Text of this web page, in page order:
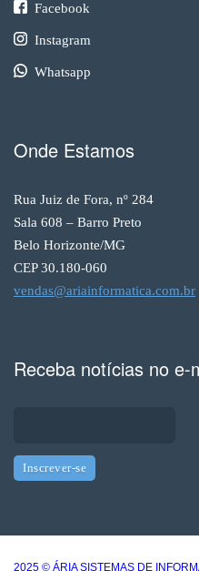
Facebook
Instagram
Whatsapp
Onde Estamos
Rua Juiz de Fora, nº 284
Sala 608 – Barro Preto
Belo Horizonte/MG
CEP 30.180-060
vendas@ariainformatica.com.br
Receba notícias no e-
2025 © ÁRIA SISTEMAS DE